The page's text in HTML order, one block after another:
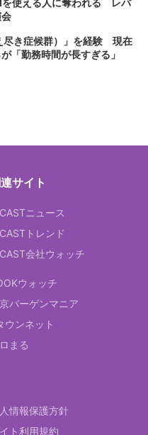
を使える人に奪われる レバ
尽き症候群）」を経験 現在
「勤務時間が長すぎる」
サイト
ニュース
トレンド
会社ウォッチ
ウォッチ
バーゲンマニア
ウンネット
まる
情報保護方針
ト利用規約